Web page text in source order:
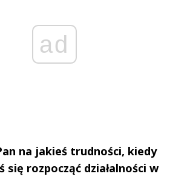
ad
na jakieś trudności, kiedy
się rozpocząć działalności w